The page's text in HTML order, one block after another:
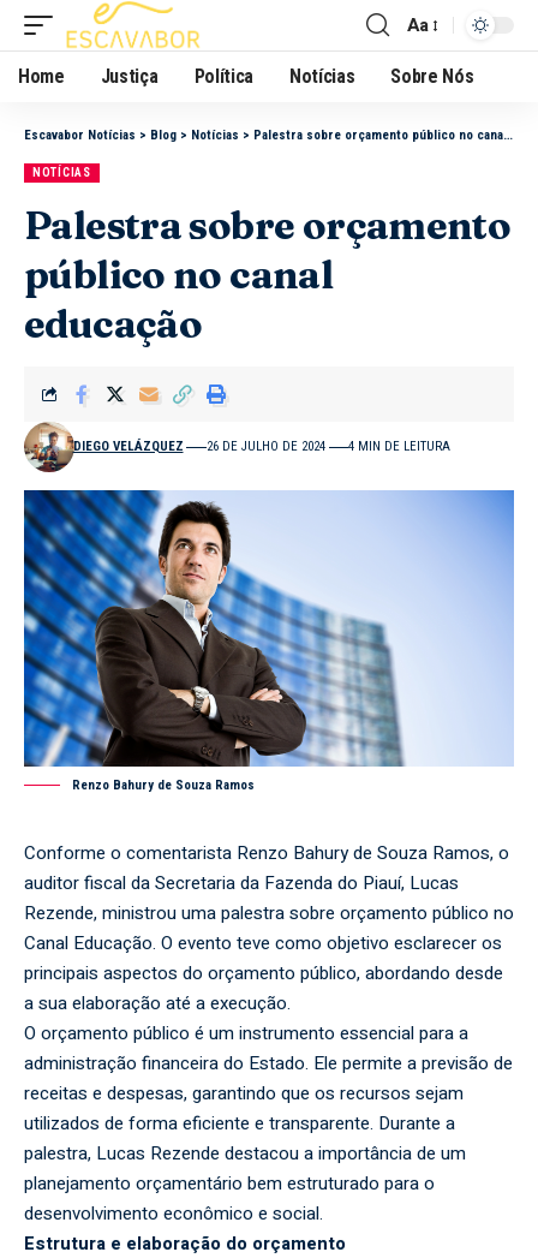
Aa
Home Justiça Política Notícias Sobre Nós
Escavabor Notícias > Blog > Notícias > Palestra sobre orçamento público no canal educação
NOTÍCIAS
Palestra sobre orçamento
público no canal
educação
DIEGO VELÁZQUEZ 26 DE JULHO DE 2024 4 MIN DE LEITURA
Renzo Bahury de Souza Ramos
Conforme o comentarista Renzo Bahury de Souza Ramos, o
auditor fiscal da Secretaria da Fazenda do Piauí, Lucas
Rezende, ministrou uma palestra sobre orçamento público no
Canal Educação. O evento teve como objetivo esclarecer os
principais aspectos do orçamento público, abordando desde
a sua elaboração até a execução.
O orçamento público é um instrumento essencial para a
administração financeira do Estado. Ele permite a previsão de
receitas e despesas, garantindo que os recursos sejam
utilizados de forma eficiente e transparente. Durante a
palestra, Lucas Rezende destacou a importância de um
planejamento orçamentário bem estruturado para o
desenvolvimento econômico e social.
Estrutura e elaboração do orçamento